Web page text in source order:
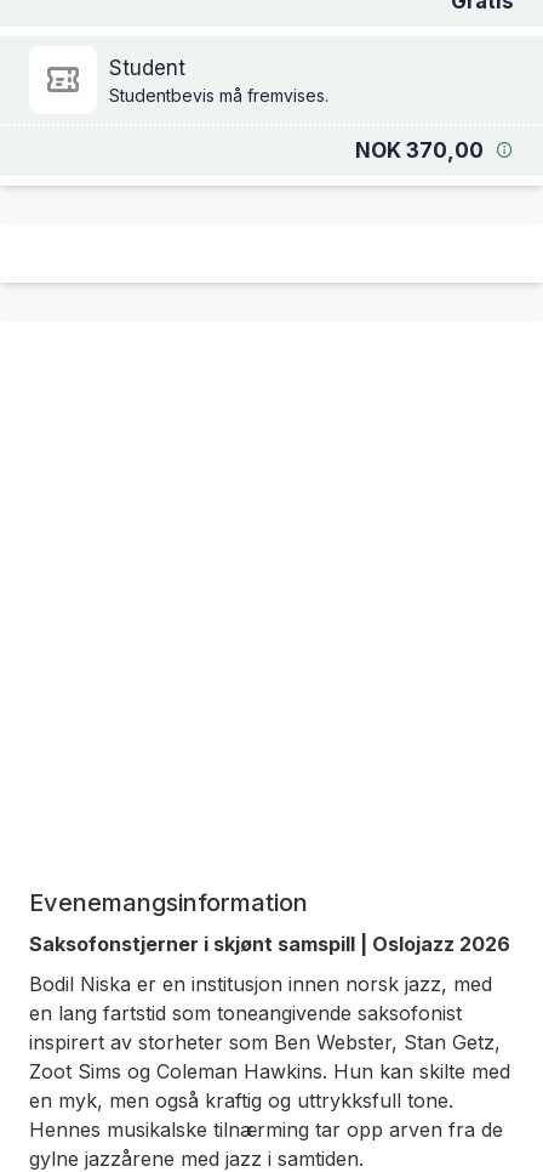
Student
Studentbevis må fremvises.
NOK 370,00
Evenemangsinformation
Saksofonstjerner i skjønt samspill | Oslojazz 2026
Bodil Niska er en institusjon innen norsk jazz, med
en lang fartstid som toneangivende saksofonist
inspirert av storheter som Ben Webster, Stan Getz,
Zoot Sims og Coleman Hawkins. Hun kan skilte med
en myk, men også kraftig og uttrykksfull tone.
Hennes musikalske tilnærming tar opp arven fra de
gylne jazzårene med jazz i samtiden.